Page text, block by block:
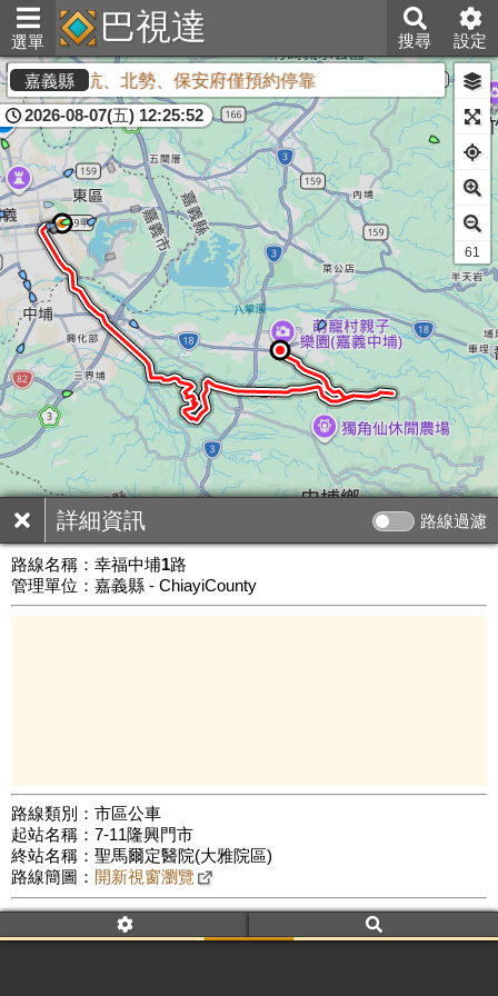
選單 巴視達 搜尋 設定
詳細資訊 路線過濾
路線名稱： 幸福中埔1路
管理單位：嘉義縣 - ChiayiCounty
路線類別：市區公車
起站名稱：7-11隆興門市
終站名稱：聖馬爾定醫院(大雅院區)
路線簡圖： 開新視窗瀏覽
附屬名稱：幸福中埔1路
車頭描述：隆興
聖馬爾定醫院(大雅院區)
嘉義縣
數 下坑、北勢、保安府僅預約停靠
2026-08-07(五) 12:25:52
公車數量: 累計7584、上線6335
60